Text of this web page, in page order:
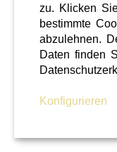
28 / 02 / 2026
zu. Klicken
bestimmte
abzulehnen.
Daten finden
Konfigurieren